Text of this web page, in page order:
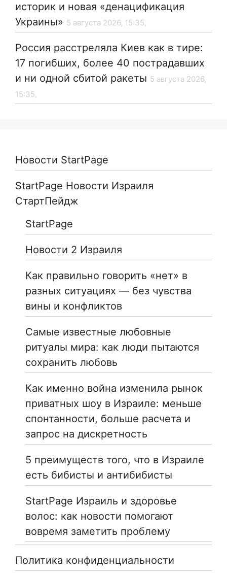
историк и новая «денацификация
Украины» 5 августа 2026, 15:35,
Россия расстреляла Киев как в тире:
17 погибших, более 40 пострадавших
и ни одной сбитой ракеты 5 августа 2026,
15:35,
Новости StartPage
StartPage Новости Израиля
СтартПейдж
StartPage
Новости 2 Израиля
Как правильно говорить «нет» в
разных ситуациях — без чувства
вины и конфликтов
Самые известные любовные
ритуалы мира: как люди пытаются
сохранить любовь
Как именно война изменила рынок
приватных шоу в Израиле: меньше
спонтанности, больше расчета и
запрос на дискретность
5 преимуществ того, что в Израиле
есть бибисты и антибибисты
StartPage Израиль и здоровье
волос: как новости помогают
вовремя заметить проблему
Политика конфиденциальности